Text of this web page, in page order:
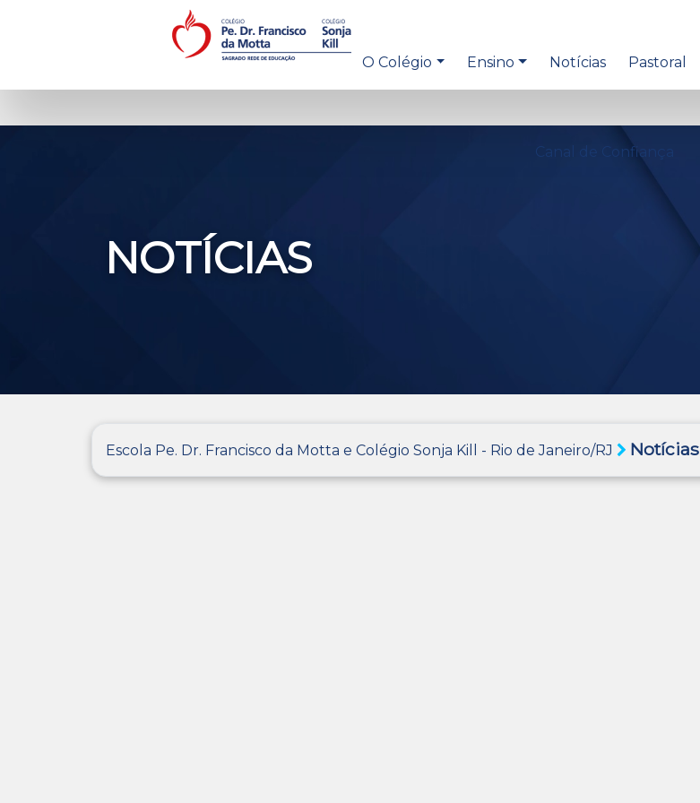
O Colégio Ensino Notícias Pastoral
Canal de Confiança
NOTÍCIAS
Escola Pe. Dr. Francisco da Motta e Colégio Sonja Kill - Rio de Janeiro/RJ Notícias